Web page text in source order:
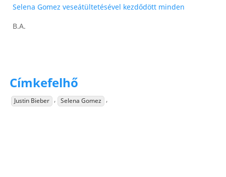
Selena Gomez veseátültetésével kezdődött minden
B.A.
Címkefelhő
Justin Bieber , Selena Gomez ,